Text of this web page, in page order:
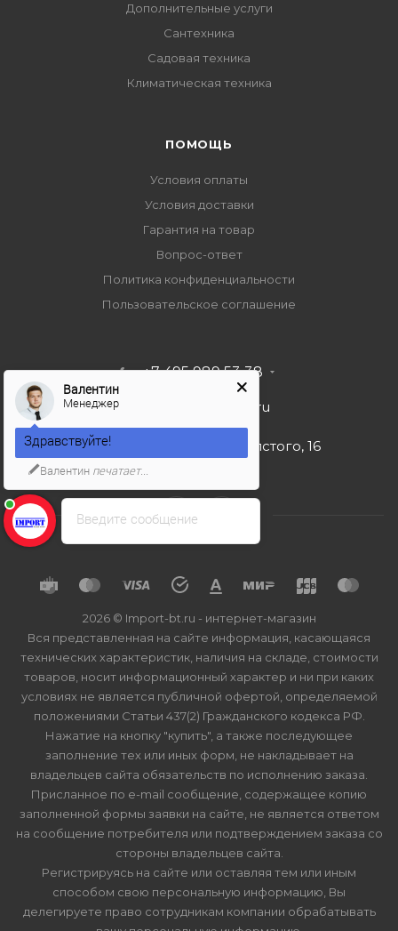
Дополнительные услуги
Сантехника
Садовая техника
Климатическая техника
ПОМОЩЬ
Условия оплаты
Условия доставки
Гарантия на товар
Вопрос-ответ
Политика конфиденциальности
Пользовательское соглашение
+7 495 989 53 38
import-bt@bk.ru
г. Москва, ул. Льва Толстого, 16
2026 © Import-bt.ru - интернет-магазин
Вся представленная на сайте информация, касающаяся
технических характеристик, наличия на складе, стоимости
товаров, носит информационный характер и ни при каких
условиях не является публичной офертой, определяемой
положениями Статьи 437(2) Гражданского кодекса РФ.
Нажатие на кнопку "купить", а также последующее
заполнение тех или иных форм, не накладывает на
владельцев сайта обязательств по исполнению заказа.
Присланное по e-mail сообщение, содержащее копию
заполненной формы заявки на сайте, не является ответом
на сообщение потребителя или подтверждением заказа со
стороны владельцев сайта.
Регистрируясь на сайте или оставляя тем или иным
способом свою персональную информацию, Вы
делегируете право сотрудникам компании обрабатывать
Введите сообщение
Валентин
Менеджер
Здравствуйте!
Валентин печатает...